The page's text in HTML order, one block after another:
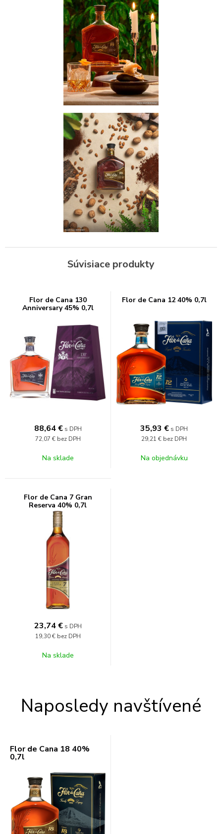
Súvisiace produkty
Flor de Cana 130
Anniversary 45% 0,7l
88,64 € s DPH
72,07 € bez DPH
Na sklade
Flor de Cana 12 40% 0,7l
35,93 € s DPH
29,21 € bez DPH
Na objednávku
Flor de Cana 7 Gran
Reserva 40% 0,7l
23,74 € s DPH
19,30 € bez DPH
Na sklade
Naposledy navštívené
Flor de Cana 18 40%
0,7l